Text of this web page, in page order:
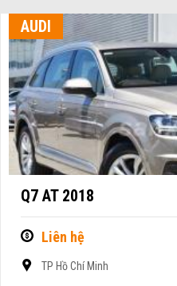
AUDI
Q7 AT 2018
Liên hệ
TP Hồ Chí Minh